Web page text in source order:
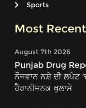
Sports
Most
August 7th 2026
Punjab Drug
ਨੌਜਵਾਨ ਨਸ਼ੇ ਦੀ ਲਪੇਟ
ਹੈਰਾਨੀਜਨਕ ਖੁਲਾਸੇ